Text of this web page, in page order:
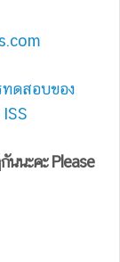
ทดสอบของ
นนะคะ Please